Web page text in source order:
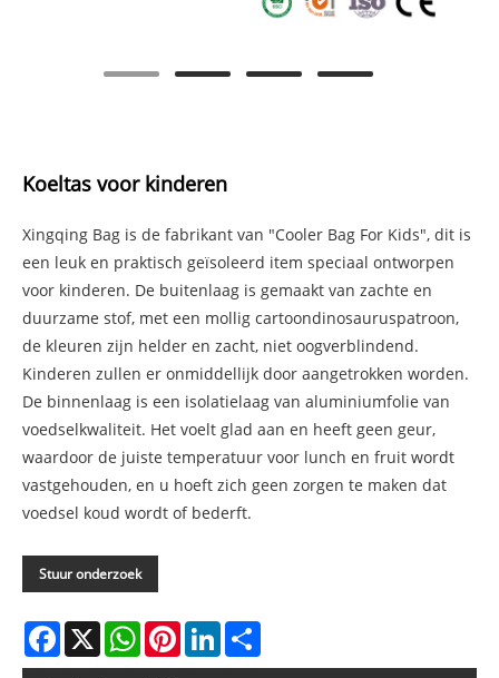
Koeltas voor kinderen
Xingqing Bag is de fabrikant van "Cooler Bag For Kids", dit is
een leuk en praktisch geïsoleerd item speciaal ontworpen
voor kinderen. De buitenlaag is gemaakt van zachte en
duurzame stof, met een mollig cartoondinosauruspatroon,
de kleuren zijn helder en zacht, niet oogverblindend.
Kinderen zullen er onmiddellijk door aangetrokken worden.
De binnenlaag is een isolatielaag van aluminiumfolie van
voedselkwaliteit. Het voelt glad aan en heeft geen geur,
waardoor de juiste temperatuur voor lunch en fruit wordt
vastgehouden, en u hoeft zich geen zorgen te maken dat
voedsel koud wordt of bederft.
Stuur onderzoek
Facebook
X WhatsAppPinterestLinkedIn